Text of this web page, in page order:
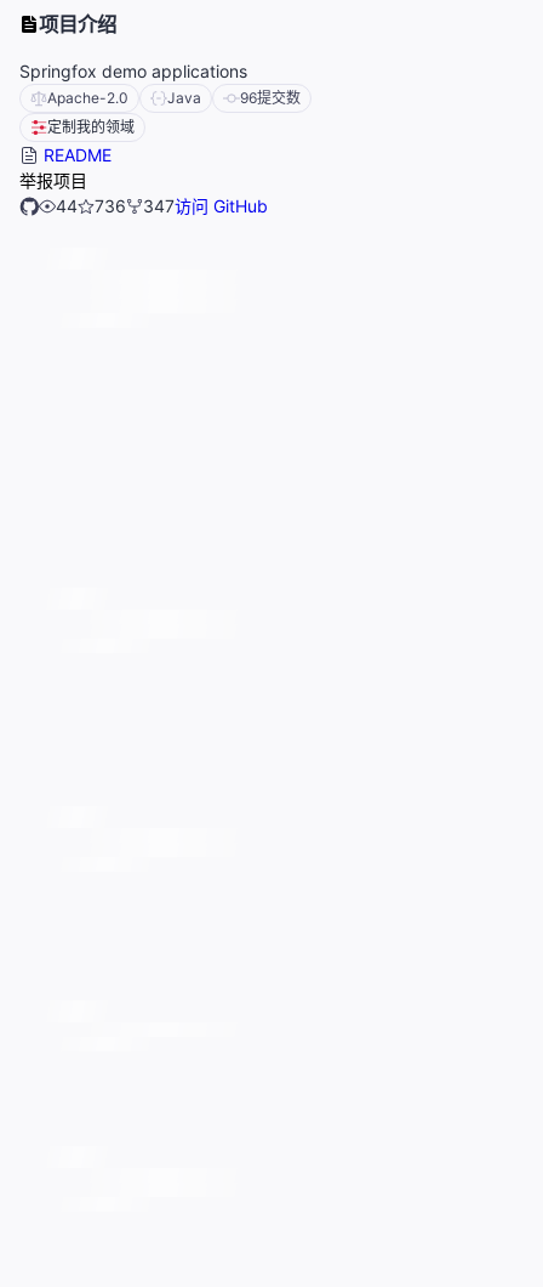
项目介绍
Springfox demo applications
Apache-2.0 Java 96提交数
定制我的领域
README
举报项目
44
736 347访问 GitHub